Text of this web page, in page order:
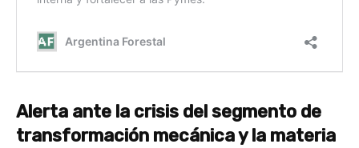
Alerta ante la crisis del segmento de
transformación mecánica y la materia